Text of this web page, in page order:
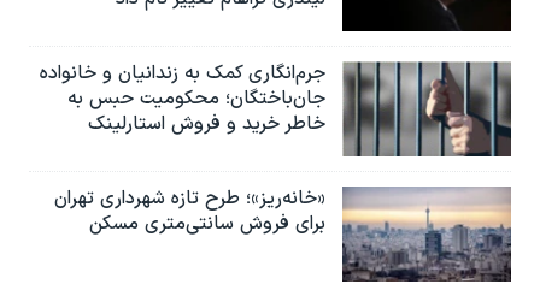
جرم‌انگاری کمک به زندانیان و خانواده
جان‌باختگان؛ محکومیت حبس به‌
خاطر خرید و فروش استارلینک
«خانه‌ریز»؛ طرح تازه شهرداری تهران
برای فروش سانتی‌متری مسکن